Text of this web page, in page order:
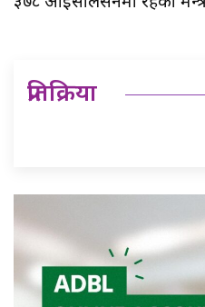
प्रतिक्रिया